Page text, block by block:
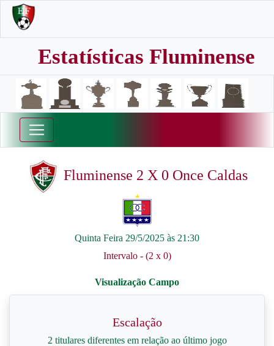
Estatísticas Fluminense
Fluminense 2 X 0 Once Caldas
Quinta Feira 29/5/2025 às 21:30
Intervalo - (2 x 0)
Escalação
2 titulares diferentes em relação ao último jogo